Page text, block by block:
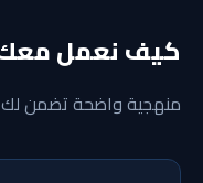
كيف نعمل
منهجية واضحة تضمن لك